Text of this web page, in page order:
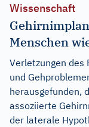
Wissenschaft
Menschen
Verletzungen des
und
herausgefunden,
assoziierte
der laterale